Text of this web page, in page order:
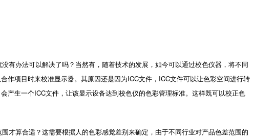
办法可以解决了吗？当然有，随着技术的发展，如今可以通过校色仪器，将不同
项目时来校准显示器。其原因还是因为ICC文件，ICC文件可以让色彩空间进行转
产生一个ICC文件，让该显示设备达到校色仪的色彩管理标准。这样既可以校正色
算合适？这需要根据人的色彩感觉差别来确定，由于不同行业对产品色差范围的